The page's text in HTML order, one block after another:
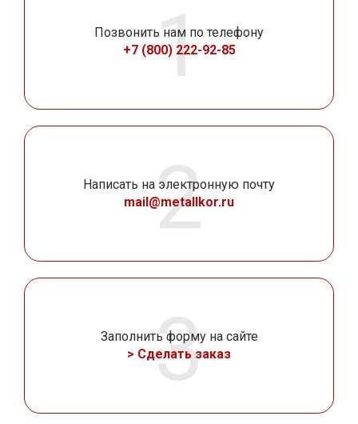
Позвонить нам по телефону
+7 (800) 222-92-85
Написать на электронную почту
mail@metallkor.ru
Заполнить форму на сайте
> Сделать заказ